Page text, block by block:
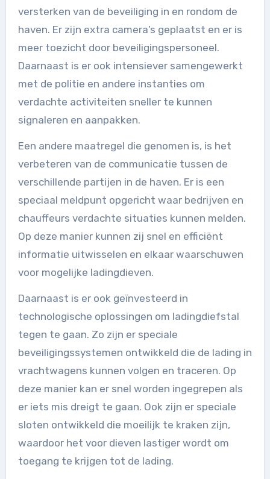
versterken van de beveiliging in en rondom de
haven. Er zijn extra camera’s geplaatst en er is
meer toezicht door beveiligingspersoneel.
Daarnaast is er ook intensiever samengewerkt
met de politie en andere instanties om
verdachte activiteiten sneller te kunnen
signaleren en aanpakken.
Een andere maatregel die genomen is, is het
verbeteren van de communicatie tussen de
verschillende partijen in de haven. Er is een
speciaal meldpunt opgericht waar bedrijven en
chauffeurs verdachte situaties kunnen melden.
Op deze manier kunnen zij snel en efficiënt
informatie uitwisselen en elkaar waarschuwen
voor mogelijke ladingdieven.
Daarnaast is er ook geïnvesteerd in
technologische oplossingen om ladingdiefstal
tegen te gaan. Zo zijn er speciale
beveiligingssystemen ontwikkeld die de lading in
vrachtwagens kunnen volgen en traceren. Op
deze manier kan er snel worden ingegrepen als
er iets mis dreigt te gaan. Ook zijn er speciale
sloten ontwikkeld die moeilijk te kraken zijn,
waardoor het voor dieven lastiger wordt om
toegang te krijgen tot de lading.